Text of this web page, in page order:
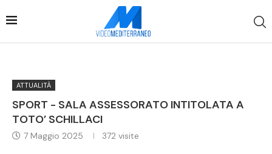
ATTUALITÀ
SPORT - SALA ASSESSORATO INTITOLATA A
TOTO’ SCHILLACI
7 Maggio 2025 372 visite